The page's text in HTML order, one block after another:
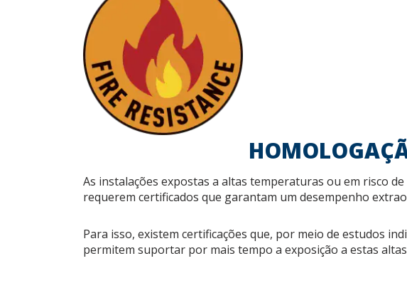
As instalações expostas a altas temperaturas ou em risco
requerem certificados que garantam um desempenho
Para isso, existem certificações que, por meio de estudos
permitem suportar por mais tempo a exposição a estas